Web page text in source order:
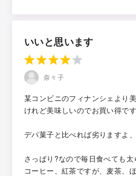
いいと思います
奈々子
某コンビニのフィナンシェより
けれど美味しいのでお買い得です
デパ菓子と比べれば劣りますよ
さっぱり?なので毎日食べても
コーヒー、紅茶ですが、麦茶、